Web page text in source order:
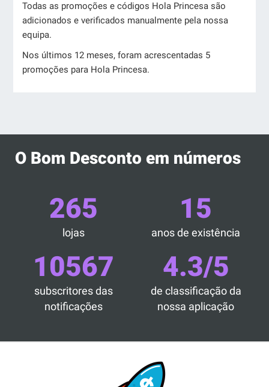
Todas as promoções e códigos Hola Princesa são
adicionados e verificados manualmente pela nossa
equipa.
Nos últimos 12 meses, foram acrescentadas 5
promoções para Hola Princesa.
O Bom Desconto em números
265
lojas
15
anos de existência
10567
subscritores das
notificações
4.3/5
de classificação da
nossa aplicação